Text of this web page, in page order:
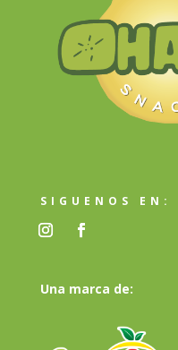
SIGUENOS EN:
Una marca de: